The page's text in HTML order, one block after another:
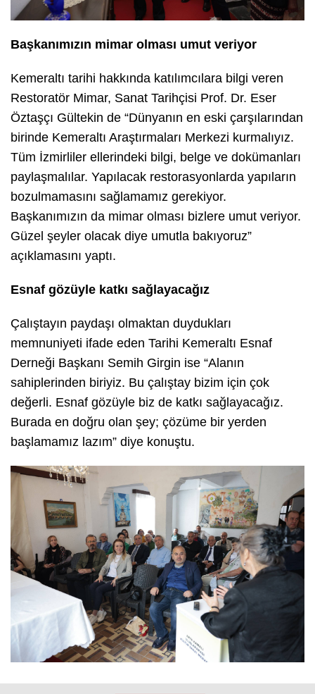
Başkanımızın mimar olması umut veriyor
Kemeraltı tarihi hakkında katılımcılara bilgi veren
Restoratör Mimar, Sanat Tarihçisi Prof. Dr. Eser
Öztaşçı Gültekin de “Dünyanın en eski çarşılarından
birinde Kemeraltı Araştırmaları Merkezi kurmalıyız.
Tüm İzmirliler ellerindeki bilgi, belge ve dokümanları
paylaşmalılar. Yapılacak restorasyonlarda yapıların
bozulmamasını sağlamamız gerekiyor.
Başkanımızın da mimar olması bizlere umut veriyor.
Güzel şeyler olacak diye umutla bakıyoruz”
açıklamasını yaptı.
Esnaf gözüyle katkı sağlayacağız
Çalıştayın paydaşı olmaktan duydukları
memnuniyeti ifade eden Tarihi Kemeraltı Esnaf
Derneği Başkanı Semih Girgin ise “Alanın
sahiplerinden biriyiz. Bu çalıştay bizim için çok
değerli. Esnaf gözüyle biz de katkı sağlayacağız.
Burada en doğru olan şey; çözüme bir yerden
başlamamız lazım” diye konuştu.